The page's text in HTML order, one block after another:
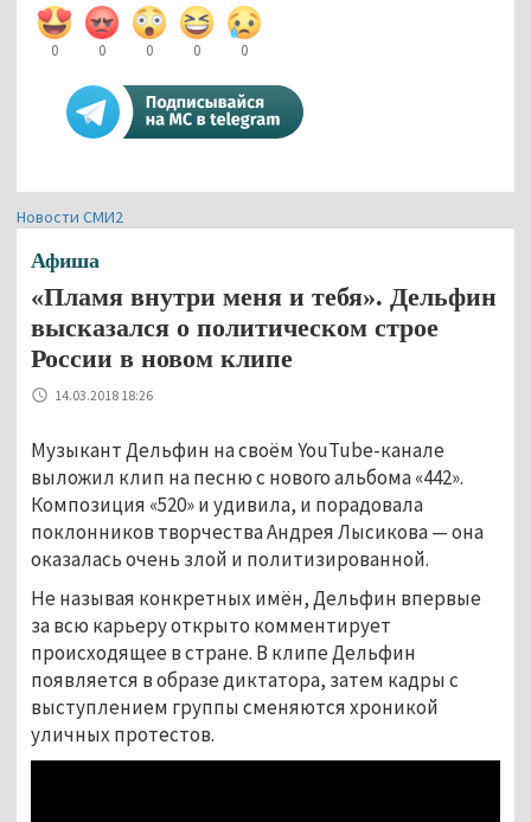
0 0 0 0 0
Новости СМИ2
Афиша
«Пламя внутри меня и тебя». Дельфин
высказался о политическом строе
России в новом клипе
14.03.2018 18:26
Музыкант Дельфин на своём YouTube-канале
выложил клип на песню с нового альбома «442».
Композиция «520» и удивила, и порадовала
поклонников творчества Андрея Лысикова — она
оказалась очень злой и политизированной.
Не называя конкретных имён, Дельфин впервые
за всю карьеру открыто комментирует
происходящее в стране. В клипе Дельфин
появляется в образе диктатора, затем кадры с
выступлением группы сменяются хроникой
уличных протестов.